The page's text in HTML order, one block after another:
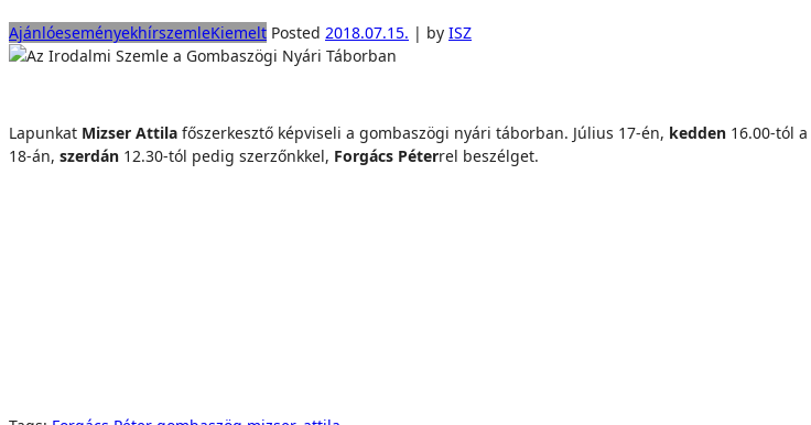
AjánlóeseményekhírszemleKiemelt Posted 2018.07.15. | by ISZ
Lapunkat Mizser Attila főszerkesztő képviseli a gombaszögi nyári táborban. Július 17-én, kedden 16.00-tól a
18-án, szerdán 12.30-tól pedig szerzőnkkel, Forgács Péterrel beszélget.